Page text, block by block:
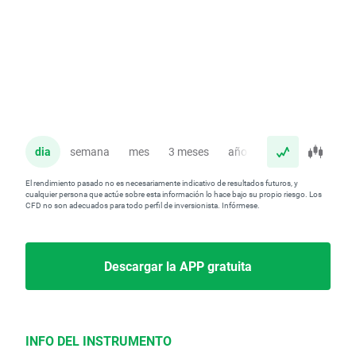
dia semana mes 3 meses año
El rendimiento pasado no es necesariamente indicativo de resultados futuros, y
cualquier persona que actúe sobre esta información lo hace bajo su propio riesgo. Los
CFD no son adecuados para todo perfil de inversionista. Infórmese.
Descargar la APP gratuita
INFO DEL INSTRUMENTO